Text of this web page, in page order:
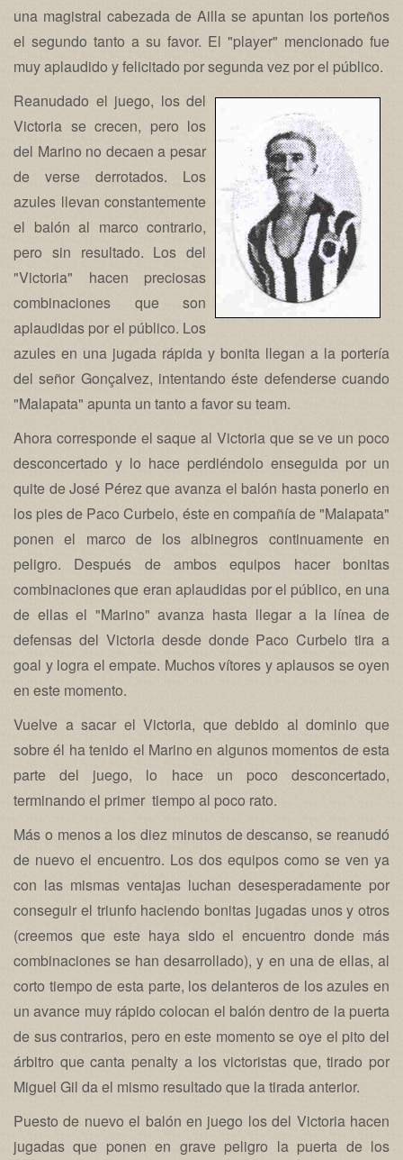
una magistral cabezada de Ailla se apuntan los porteños
el segundo tanto a su favor. El "player" mencionado fue
muy aplaudido y felicitado por segunda vez por el público.
Reanudado el juego, los del
Victoria se crecen, pero los
del Marino no decaen a pesar
de verse derrotados. Los
azules llevan constantemente
el balón al marco contrario,
pero sin resultado. Los del
"Victoria" hacen preciosas
combinaciones que son
aplaudidas por el público. Los
azules en una jugada rápida y bonita llegan a la portería
del señor Gonçalvez, intentando éste defenderse cuando
"Malapata" apunta un tanto a favor su team.
Ahora corresponde el saque al Victoria que se ve un poco
desconcertado y lo hace perdiéndolo enseguida por un
quite de José Pérez que avanza el balón hasta ponerlo en
los pies de Paco Curbelo, éste en compañía de "Malapata"
ponen el marco de los albinegros continuamente en
peligro. Después de ambos equipos hacer bonitas
combinaciones que eran aplaudidas por el público, en una
de ellas el "Marino" avanza hasta llegar a la línea de
defensas del Victoria desde donde Paco Curbelo tira a
goal y logra el empate. Muchos vítores y aplausos se oyen
en este momento.
Vuelve a sacar el Victoria, que debido al dominio que
sobre él ha tenido el Marino en algunos momentos de esta
parte del juego, lo hace un poco desconcertado,
terminando el primer tiempo al poco rato.
Más o menos a los diez minutos de descanso, se reanudó
de nuevo el encuentro. Los dos equipos como se ven ya
con las mismas ventajas luchan desesperadamente por
conseguir el triunfo haciendo bonitas jugadas unos y otros
(creemos que este haya sido el encuentro donde más
combinaciones se han desarrollado), y en una de ellas, al
corto tiempo de esta parte, los delanteros de los azules en
un avance muy rápido colocan el balón dentro de la puerta
de sus contrarios, pero en este momento se oye el pito del
árbitro que canta penalty a los victoristas que, tirado por
Miguel Gil da el mismo resultado que la tirada anterior.
Puesto de nuevo el balón en juego los del Victoria hacen
jugadas que ponen en grave peligro la puerta de los